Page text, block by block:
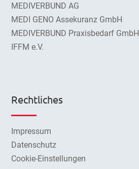
MEDIVERBUND AG
MEDI GENO Assekuranz GmbH
MEDIVERBUND Praxisbedarf GmbH
IFFM e.V.
Rechtliches
Impressum
Datenschutz
Cookie-Einstellungen